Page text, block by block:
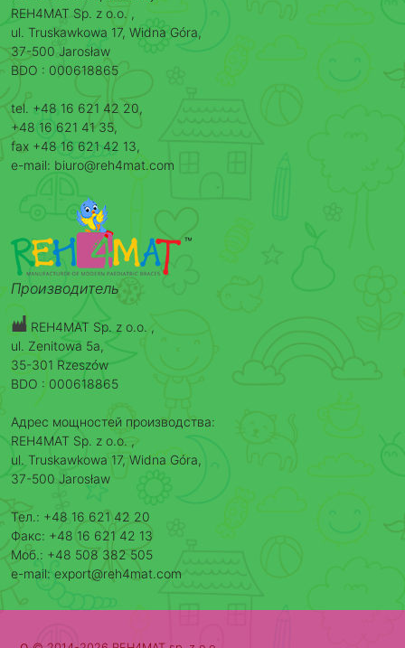
REH4MAT Sp. z o.o. ,
ul. Truskawkowa 17, Widna Góra,
37-500 Jarosław
BDO : 000618865
tel. +48 16 621 42 20,
+48 16 621 41 35,
fax +48 16 621 42 13,
e-mail: biuro@reh4mat.com
Производитель
REH4MAT Sp. z o.o. ,
ul. Zenitowa 5a,
35-301 Rzeszów
BDO : 000618865
Адрес мощностей производства:
REH4MAT Sp. z o.o. ,
ul. Truskawkowa 17, Widna Góra,
37-500 Jarosław
Тел.: +48 16 621 42 20
Факс: +48 16 621 42 13
Моб.: +48 508 382 505
e-mail: export@reh4mat.com